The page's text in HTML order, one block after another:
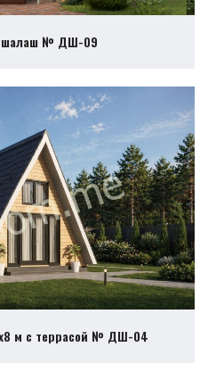
№ ДШ-09
м с террасой № ДШ-04